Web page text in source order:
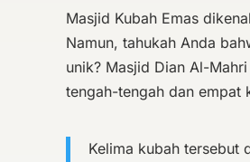
Masjid Kubah Emas
Namun, tahukah Anda
unik? Masjid Dian Al-
tengah-tengah dan empat
Kelima kubah tersebut